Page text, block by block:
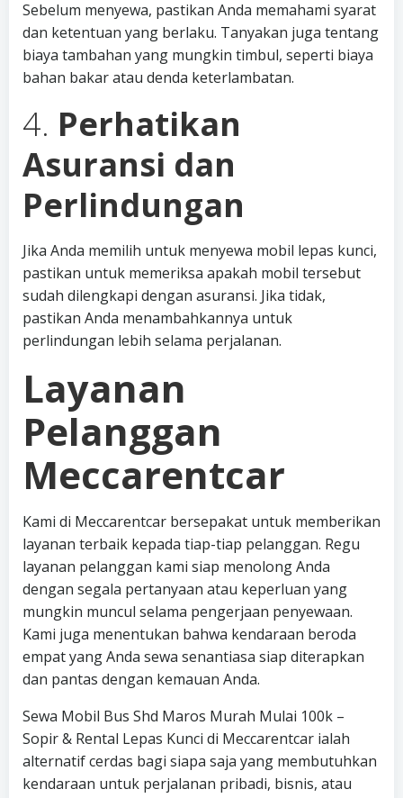
Sebelum menyewa, pastikan Anda memahami syarat
dan ketentuan yang berlaku. Tanyakan juga tentang
biaya tambahan yang mungkin timbul, seperti biaya
bahan bakar atau denda keterlambatan.
4. Perhatikan
Asuransi dan
Perlindungan
Jika Anda memilih untuk menyewa mobil lepas kunci,
pastikan untuk memeriksa apakah mobil tersebut
sudah dilengkapi dengan asuransi. Jika tidak,
pastikan Anda menambahkannya untuk
perlindungan lebih selama perjalanan.
Layanan
Pelanggan
Meccarentcar
Kami di Meccarentcar bersepakat untuk memberikan
layanan terbaik kepada tiap-tiap pelanggan. Regu
layanan pelanggan kami siap menolong Anda
dengan segala pertanyaan atau keperluan yang
mungkin muncul selama pengerjaan penyewaan.
Kami juga menentukan bahwa kendaraan beroda
empat yang Anda sewa senantiasa siap diterapkan
dan pantas dengan kemauan Anda.
Sewa Mobil Bus Shd Maros Murah Mulai 100k –
Sopir & Rental Lepas Kunci di Meccarentcar ialah
alternatif cerdas bagi siapa saja yang membutuhkan
kendaraan untuk perjalanan pribadi, bisnis, atau